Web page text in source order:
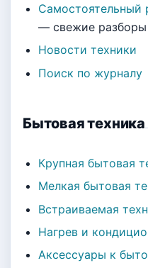
Самостоятельный
— свежие разборы
Новости техники
Поиск по журналу
Бытовая техника
Крупная бытовая
Мелкая бытовая
Встраиваемая
Нагрев и
Аксессуары к